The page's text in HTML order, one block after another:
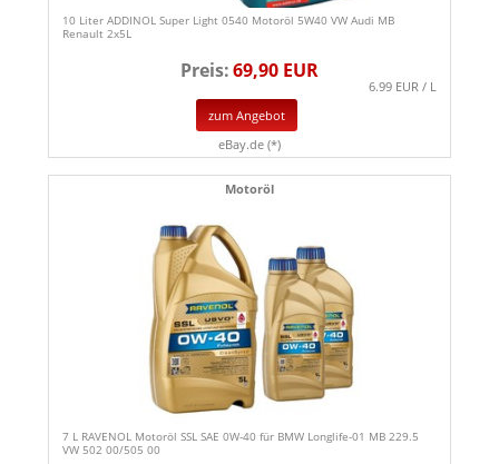
10 Liter ADDINOL Super Light 0540 Motoröl 5W40 VW Audi MB
Renault 2x5L
Preis:69,90 EUR
6.99 EUR / L
zum Angebot
eBay.de (*)
Motoröl
7 L RAVENOL Motoröl SSL SAE 0W-40 für BMW Longlife-01 MB 229.5
VW 502 00/505 00